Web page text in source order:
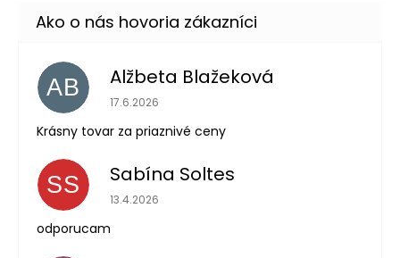
AB Alžbeta Blažeková
Hodnotenie obchodu je 5 z 5 hviezdičiek.
17.6.2026
Krásny tovar za priaznivé ceny
SS Sabína Soltes
Hodnotenie obchodu je 5 z 5 hviezdičiek.
13.4.2026
odporucam